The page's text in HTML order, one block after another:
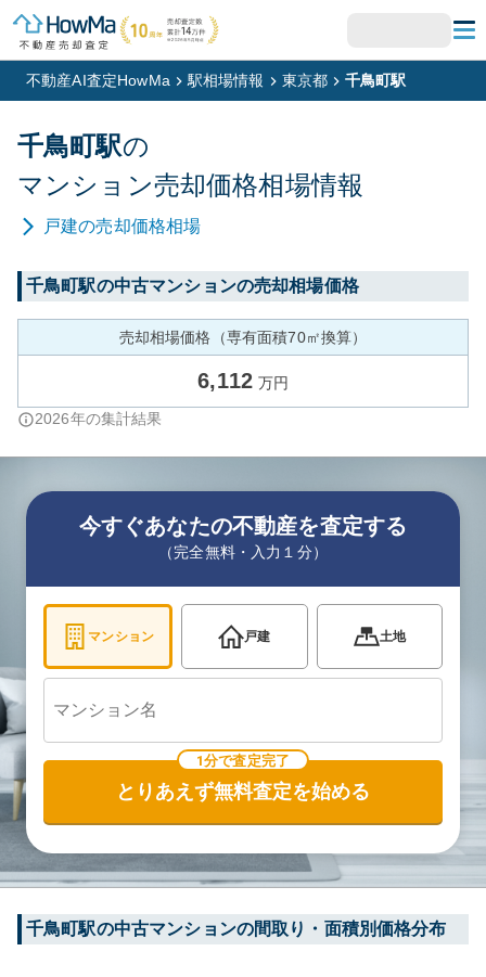
不動産AI査定HowMa 駅相場情報 東京都 千鳥町駅
千鳥町駅の
マンション売却価格相場情報
戸建の売却価格相場
千鳥町駅の中古マンションの売却相場価格
売却相場価格（専有面積70㎡換算）
6,112 万円
2026年の集計結果
今すぐあなたの不動産を査定する
（完全無料・入力１分）
マンション 戸建 土地
1分で査定完了
とりあえず無料査定を始める
千鳥町駅の中古マンションの間取り・面積別価格分布